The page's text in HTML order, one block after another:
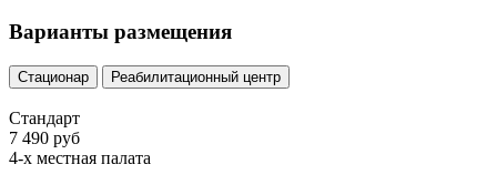
Варианты размещения
Стационар Реабилитационный центр
Стандарт
7 490 руб
4-х местная палата